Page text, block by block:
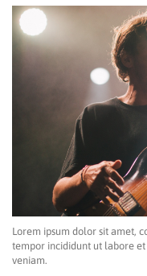
Lorem ipsum dolor sit amet,
tempor incididunt ut labore
veniam.